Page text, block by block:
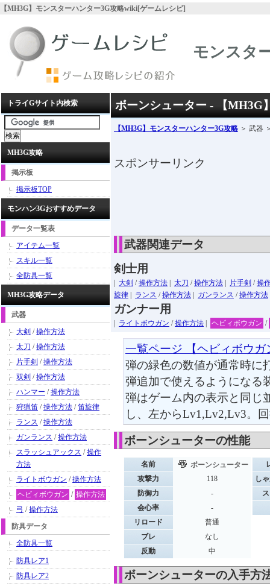
【MH3G】モンスターハンター3G攻略wiki[ゲームレシピ]
モンスタ
ボーンシューター - 【MH3G
【MH3G】モンスターハンター3G攻略 ＞ 武器
スポンサーリンク
武器関連データ
剣士用
大剣 /操作方法 太刀 /操作方法 片手剣 /操
旋律
ランス /操作方法 ガンランス /操作方法
ガンナー用
ライトボウガン /操作方法 ヘビィボウガン /
一覧ページ 【ヘビィボウガ
弾の緑色の数値が通常時に
弾追加で使えるようになる
弾はゲーム内の表示と同じ
し、左からLv1,Lv2,Lv3。
ボーンシューターの性能
名前
ボーンシューター
攻撃力
118
防御力
-
会心率
-
リロード
普通
ブレ
なし
反動
中
し
ボーンシューターの入手方
トライGサイト内検索
MH3G攻略
掲示板
掲示板TOP
モンハン3Gおすすめデータ
データ一覧表
アイテム一覧
スキル一覧
全防具一覧
MH3G攻略データ
武器
大剣 /操作方法
太刀 /操作方法
片手剣 /操作方法
双剣 /操作方法
ハンマー /操作方法
狩猟笛 /操作方法 /笛旋律
ランス /操作方法
ガンランス /操作方法
スラッシュアックス /操作
方法
ライトボウガン /操作方法
ヘビィボウガン / 操作方法
弓 /操作方法
防具データ
全防具一覧
防具レア1
防具レア2